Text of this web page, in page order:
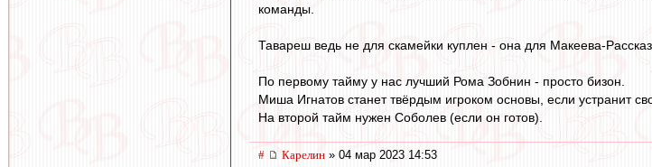
команды.
Тавареш ведь не для скамейки куплен - она для Макеева-
По первому тайму у нас лучший Рома Зобнин - просто бизон.
Миша Игнатов станет твёрдым игроком основы, если устранит
На второй тайм нужен Соболев (если он готов).
# Карелин » 04 мар 2023 14:53